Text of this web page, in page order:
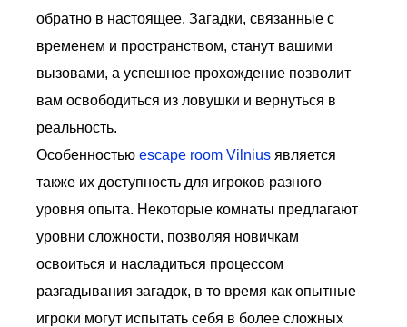
обратно в настоящее. Загадки, связанные с
временем и пространством, станут вашими
вызовами, а успешное прохождение позволит
вам освободиться из ловушки и вернуться в
реальность.
Особенностью escape room Vilnius является
также их доступность для игроков разного
уровня опыта. Некоторые комнаты предлагают
уровни сложности, позволяя новичкам
освоиться и насладиться процессом
разгадывания загадок, в то время как опытные
игроки могут испытать себя в более сложных